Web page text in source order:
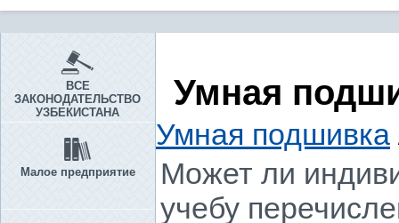
ВСЕ
ЗАКОНОДАТЕЛЬСТВО
УЗБЕКИСТАНА
Малое предприятие
Умная
Умная подшивка
Может ли
учебу